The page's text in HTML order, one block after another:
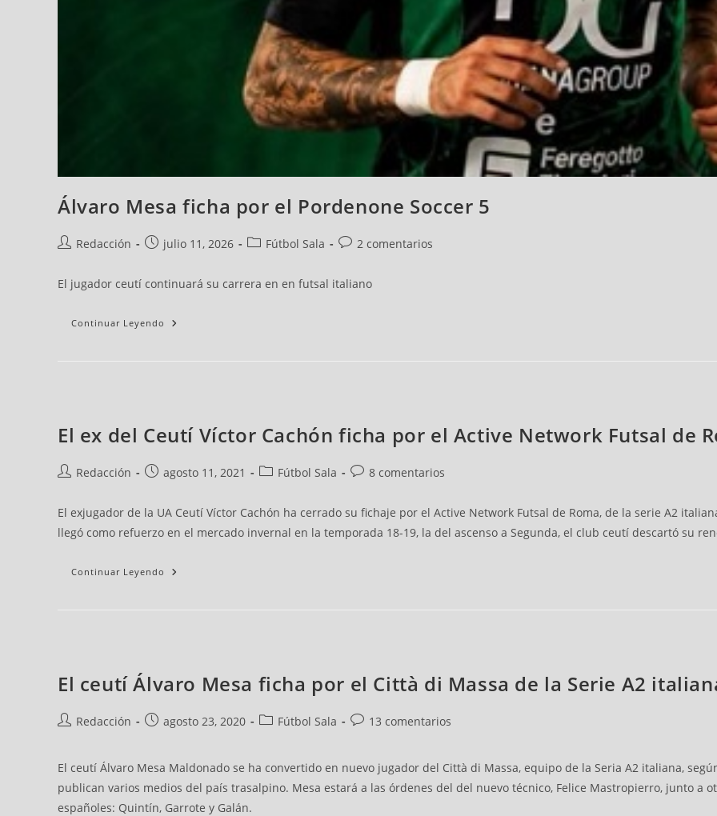
Álvaro Mesa ficha por el Pordenone Soccer 5
Redacción julio 11, 2026 Fútbol Sala 2 comentarios
El jugador ceutí continuará su carrera en en futsal italiano
Continuar Leyendo
El ex del Ceutí Víctor Cachón ficha por el Active Network Futsal de
Redacción agosto 11, 2021 Fútbol Sala 8 comentarios
El exjugador de la UA Ceutí Víctor Cachón ha cerrado su fichaje por el Active Network Futsal de Roma, de la serie A2
llegó como refuerzo en el mercado invernal en la temporada 18-19, la del ascenso a Segunda, el club ceutí descartó su
Continuar Leyendo
El ceutí Álvaro Mesa ficha por el Città di Massa de la Serie A2
Redacción agosto 23, 2020 Fútbol Sala 13 comentarios
El ceutí Álvaro Mesa Maldonado se ha convertido en nuevo jugador del Città di Massa, equipo de la Seria A2 italiana,
publican varios medios del país trasalpino. Mesa estará a las órdenes del del nuevo técnico, Felice Mastropierro, junto a
españoles: Quintín, Garrote y Galán.